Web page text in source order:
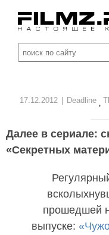
17.12.2012 Deadline ,
Далее в сериале:
«Секретных
прошедшей
выпуске: